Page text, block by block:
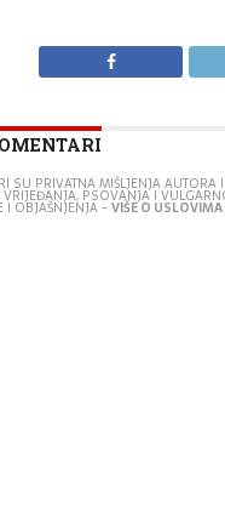
SU PRIVATNA MIŠLJENJA
PSOVANJA I
I OBJAŠNJENJA -VIŠE O